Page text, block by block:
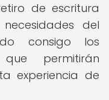
de escritura
del
consigo los
permitirán
experiencia de